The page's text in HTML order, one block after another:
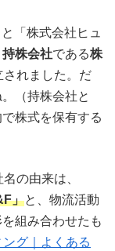
「株式会社ヒュ
持株会社である株
されました。だ
（持株会社と
株式を保有する
の由来は、
」と、物流活動
組み合わせたも
グ｜よくある